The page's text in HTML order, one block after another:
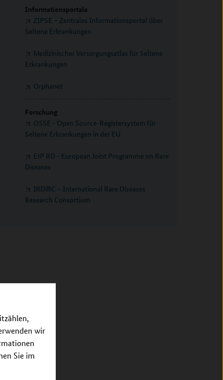
wir
Sie im
Informationsportale
ZIPSE – Zentrales Informationsportal über
Seltene Erkrankungen
Medizinischer Versorgungsatlas für Seltene
Erkrankungen
Orphanet
Forschung
OSSE - Open Source-Registersystem für
Seltene Erkrankungen in der EU
EJP RD - European Joint Programme on Rare
Diseases
IRDiRC – International Rare Diseases
Research Consortium